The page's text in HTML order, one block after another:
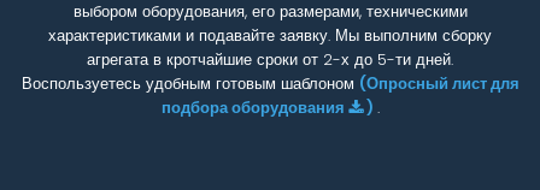
выбором оборудования, его размерами, техническими
характеристиками и подавайте заявку. Мы выполним сборку
агрегата в кротчайшие сроки от 2-х до 5-ти дней.
Воспользуетесь удобным готовым шаблоном (Опросный лист для
подбора оборудования
) .